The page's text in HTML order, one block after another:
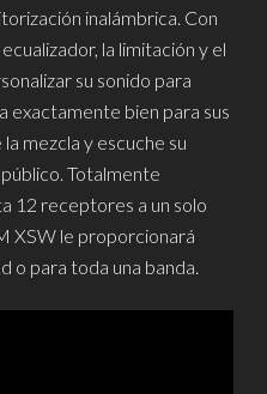
inalámbrica. Con
la limitación y el
su sonido para
exactamente bien para sus
mezcla y escuche su
Totalmente
12 receptores a un solo
XSW le proporcionará
o para toda una banda.